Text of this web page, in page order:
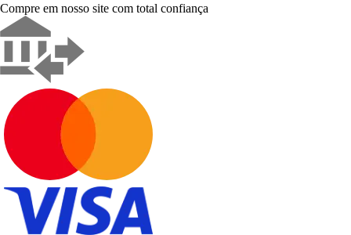
Compre em nosso site com total confiança